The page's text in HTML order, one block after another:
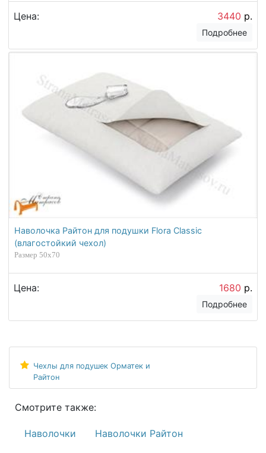
Цена: 3440 р.
Подробнее
Наволочка Райтон для подушки Flora Classic
(влагостойкий чехол)
Размер 50х70
Цена: 1680 р.
Подробнее
Чехлы для подушек Орматек и
Райтон
Смотрите также:
Наволочки
Наволочки Райтон